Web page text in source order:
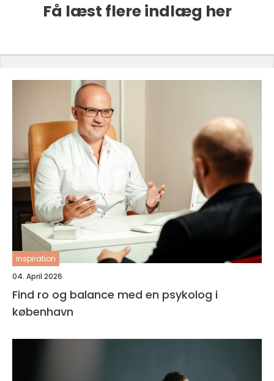
Få læst flere indlæg her
inspiration
04. April 2026
Find ro og balance med en psykolog i
københavn